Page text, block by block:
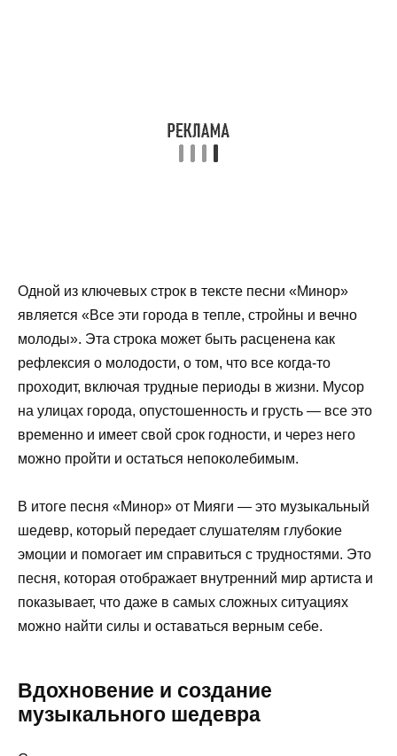
Одной из ключевых строк в тексте песни «Минор»
является «Все эти города в тепле, стройны и вечно
молоды». Эта строка может быть расценена как
рефлексия о молодости, о том, что все когда-то
проходит, включая трудные периоды в жизни. Мусор
на улицах города, опустошенность и грусть — все это
временно и имеет свой срок годности, и через него
можно пройти и остаться непоколебимым.
В итоге песня «Минор» от Мияги — это музыкальный
шедевр, который передает слушателям глубокие
эмоции и помогает им справиться с трудностями. Это
песня, которая отображает внутренний мир артиста и
показывает, что даже в самых сложных ситуациях
можно найти силы и оставаться верным себе.
Вдохновение и создание
музыкального шедевра